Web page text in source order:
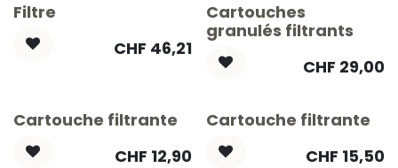
Filtre
CHF 46,21
Cartouches
granulés filtrants
CHF 29,00
Cartouche filtrante
CHF 12,90
Cartouche filtrante
CHF 15,50